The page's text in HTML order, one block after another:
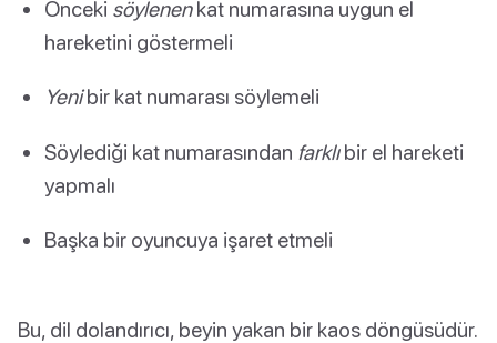
Önceki söylenenkat numarasına uygun el
hareketini göstermeli
Yenibir kat numarası söylemeli
Söylediği kat numarasından farklıbir el hareketi
yapmalı
Başka bir oyuncuya işaret etmeli
Bu, dil dolandırıcı, beyin yakan bir kaos döngüsüdür.